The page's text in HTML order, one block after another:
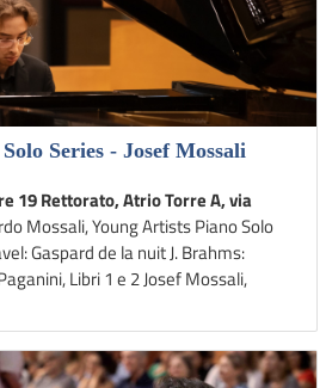
Series - Josef Mossali
19 Rettorato, Atrio Torre A, via
Mossali, Young Artists Piano Solo
Gaspard de la nuit J. Brahms:
Libri 1 e 2 Josef Mossali,